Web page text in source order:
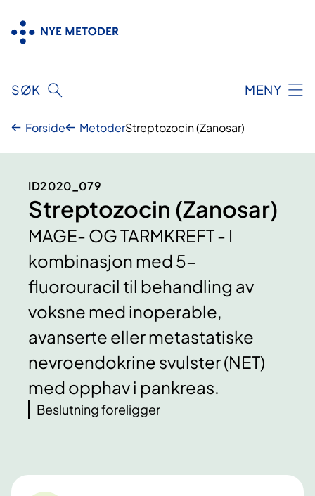
innhold
SØK MENY
Forside MetoderStreptozocin (Zanosar)
ID2020_079
Streptozocin (Zanosar)
MAGE- OG TARMKREFT - I
kombinasjon med 5-
fluorouracil til behandling av
voksne med inoperable,
avanserte eller metastatiske
nevroendokrine svulster (NET)
med opphav i pankreas.
Beslutning foreligger